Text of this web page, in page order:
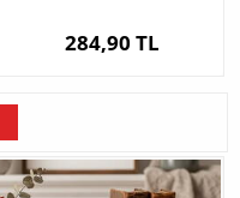
284,90 TL